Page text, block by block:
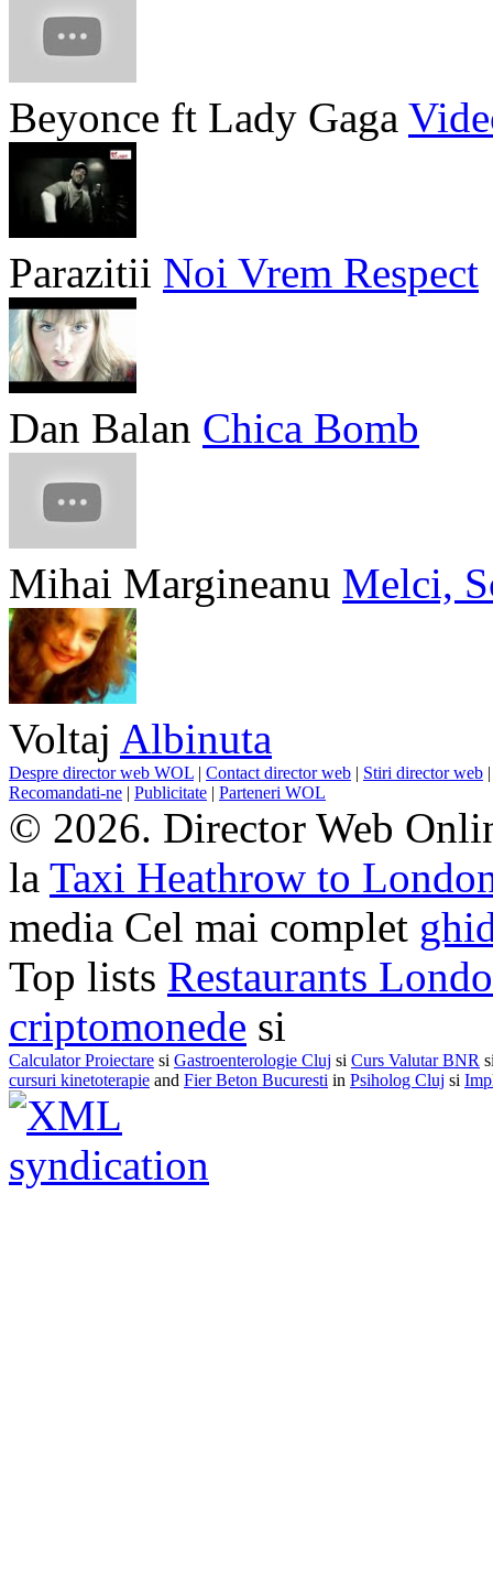
Beyonce ft Lady Gaga
Parazitii Noi Vrem Respect
Dan Balan Chica Bomb
Mihai Margineanu Melci,
Voltaj Albinuta
Despre director web WOL | Contact director web | Stiri director web
Recomandati-ne | Publicitate | Parteneri WOL
© 2026. Director Web
la Taxi Heathrow to
media Cel mai complet
Top lists Restaurants
criptomonede si
Calculator Proiectare si Gastroenterologie Cluj si Curs Valutar BNR
cursuri kinetoterapie and Fier Beton Bucuresti in Psiholog Cluj si